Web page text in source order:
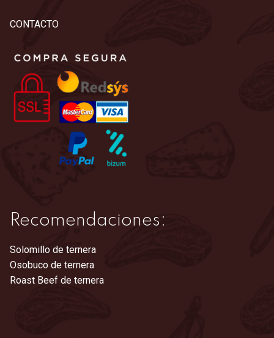
CONTACTO
Recomendaciones:
Solomillo de ternera
Osobuco de ternera
Roast Beef de ternera